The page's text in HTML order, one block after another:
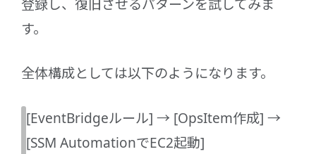
登録し、復旧させるパターンを試してみま
す。
全体構成としては以下のようになります。
[EventBridgeルール] → [OpsItem作成] →
[SSM AutomationでEC2起動]